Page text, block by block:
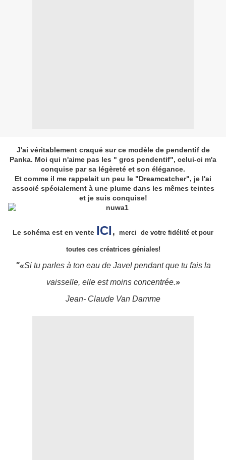
J'ai véritablement craqué sur ce modèle de pendentif de
Panka. Moi qui n'aime pas les " gros pendentif", celui-ci m'a
conquise par sa légèreté et son élégance.
Et comme il me rappelait un peu le "Dreamcatcher", je l'ai
associé spécialement à une plume dans les mêmes teintes
et je suis conquise!
Le schéma est en vente ICI, merci de votre fidélité et pour
toutes ces créatrices géniales!
"«Si tu parles à ton eau de Javel pendant que tu fais la
vaisselle, elle est moins concentrée.»
Jean- Claude Van Damme